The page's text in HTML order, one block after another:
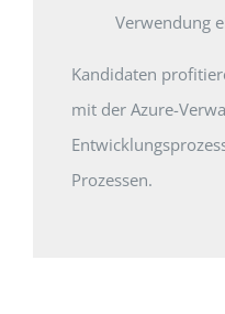
Verwendung
Kandidaten
mit der Azure-
Prozessen.